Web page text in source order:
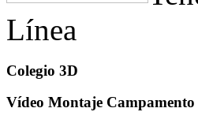
Línea
Colegio 3D
Vídeo Montaje Campamento